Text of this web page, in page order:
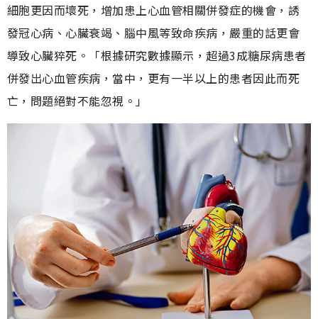
細胞更因而壞死，增加患上心血管相關併發症的機會，誘
發冠心病、心臟衰竭、腦中風等致命疾病，嚴重的話更會
導致心臟猝死。「根據研究數據顯示，超過3成糖尿病患者
併發出心血管疾病，當中，更有一半以上的患者因此而死
亡，問題絕對不能忽視。」